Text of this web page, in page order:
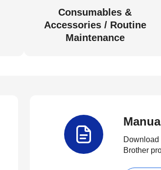
Consumables &
Accessories / Routine
Maintenance
Download
Brother